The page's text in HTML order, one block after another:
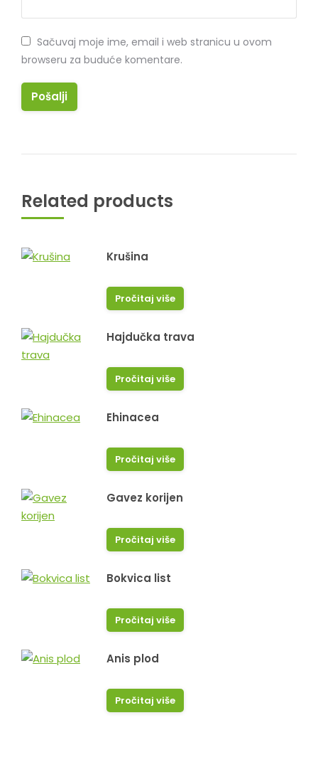
Sačuvaj moje ime, email i web stranicu u ovom
browseru za buduće komentare.
Related products
Krušina
Pročitaj više
Hajdučka trava
Pročitaj više
Ehinacea
Pročitaj više
Gavez korijen
Pročitaj više
Bokvica list
Pročitaj više
Anis plod
Pročitaj više